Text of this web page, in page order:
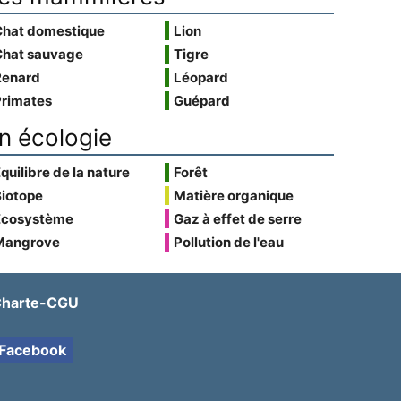
domestique
sauvage
Lion
Tigre
Léopard
Guépard
écologie
de la nature
Forêt
Matière organique
Gaz à effet de serre
Pollution de l'eau
CGU
Facebook